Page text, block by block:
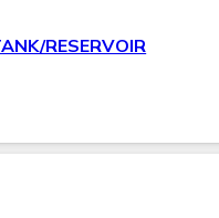
RESERVOIR